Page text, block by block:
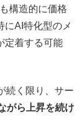
構造的に価格
にAI特化型のメ
定着する可能
続く限り、サー
がら上昇を続け